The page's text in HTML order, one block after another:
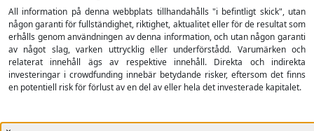
All information på denna webbplats tillhandahålls "i befintligt skick", utan
någon garanti för fullständighet, riktighet, aktualitet eller för de resultat som
erhålls genom användningen av denna information, och utan någon garanti
av något slag, varken uttrycklig eller underförstådd. Varumärken och
relaterat innehåll ägs av respektive innehåll. Direkta och indirekta
investeringar i crowdfunding innebär betydande risker, eftersom det finns
en potentiell risk för förlust av en del av eller hela det investerade kapitalet.